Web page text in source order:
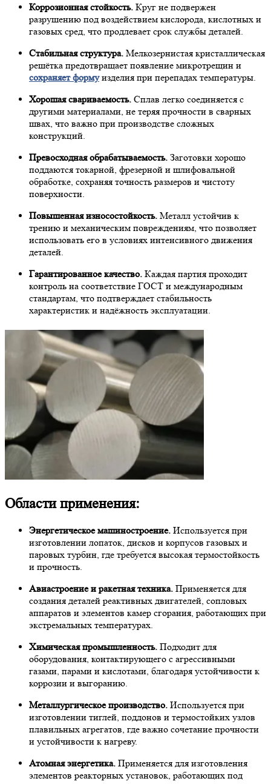
Коррозионная стойкость. Круг не подвержен
разрушению под воздействием кислорода, кислотных и
газовых сред, что продлевает срок службы деталей.
Стабильная структура. Мелкозернистая кристаллическая
решётка предотвращает появление микротрещин и
сохраняет формуизделия при перепадах температуры.
Хорошая свариваемость. Сплав легко соединяется с
другими материалами, не теряя прочности в сварных
швах, что важно при производстве сложных
конструкций.
Превосходная обрабатываемость. Заготовки хорошо
поддаются токарной, фрезерной и шлифовальной
обработке, сохраняя точность размеров и чистоту
поверхности.
Повышенная износостойкость. Металл устойчив к
трению и механическим повреждениям, что позволяет
использовать его в условиях интенсивного движения
деталей.
Гарантированное качество. Каждая партия проходит
контроль на соответствие ГОСТ и международным
стандартам, что подтверждает стабильность
характеристик и надёжность эксплуатации.
Области применения:
Энергетическое машиностроение. Используется при
изготовлении лопаток, дисков и корпусов газовых и
паровых турбин, где требуется высокая термостойкость
и прочность.
Авиастроение и ракетная техника. Применяется для
создания деталей реактивных двигателей, сопловых
аппаратов и элементов камер сгорания, работающих при
экстремальных температурах.
Химическая промышленность. Подходит для
оборудования, контактирующего с агрессивными
газами, парами и кислотами, благодаря устойчивости к
коррозии и выгоранию.
Металлургическое производство. Используется при
изготовлении тиглей, поддонов и термостойких узлов
плавильных агрегатов, где важно сочетание прочности
и устойчивости к нагреву.
Атомная энергетика. Применяется для изготовления
элементов реакторных установок, работающих под